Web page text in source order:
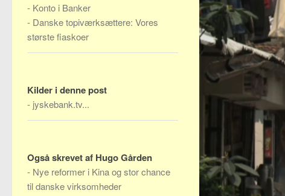
- Konto i Banker
- Danske topiværksættere: Vores
største fiaskoer
Kilder i denne post
- jyskebank.tv...
Også skrevet af Hugo Gården
- Nye reformer i Kina og stor chance
til danske virksomheder